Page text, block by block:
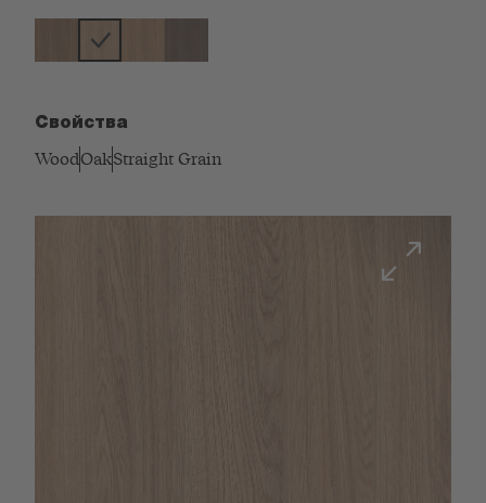
Свойства
Wood OakStraight Grain